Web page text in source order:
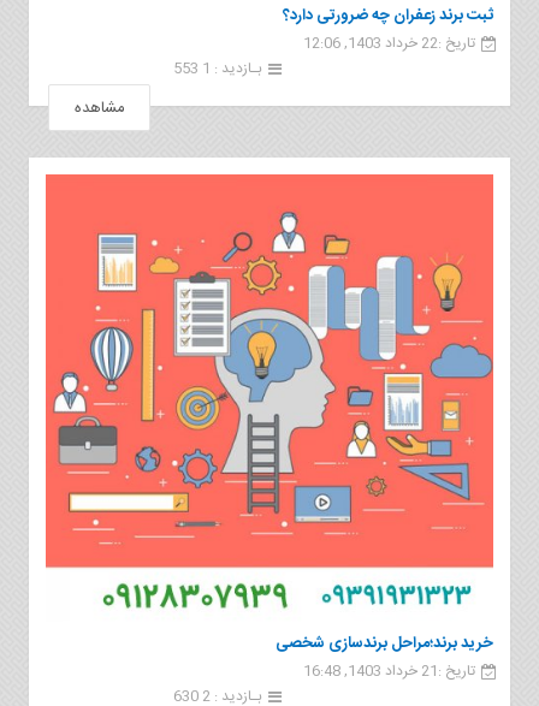
ثبت برند زعفران چه ضرورتی دارد؟
تاریخ :22 خرداد 1403, 12:06
بـازدید : 1 553
مشاهده
خرید برند؛مراحل برندسازی شخصی
تاریخ :21 خرداد 1403, 16:48
بـازدید : 2 630